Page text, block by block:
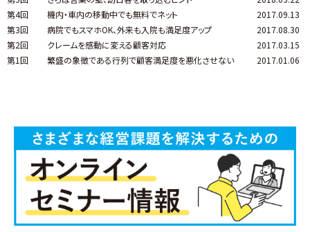
第4回
機内・車内の移動中でも無料でネット
2017.09.13
第3回
病院でもスマホOK、外来も入院も満足度アップ
2017.08.30
第2回
クレームを感動に変える顧客対応
2017.03.15
第1回
繁盛の象徴である行列で顧客満足度を悪化させない 2017.01.06